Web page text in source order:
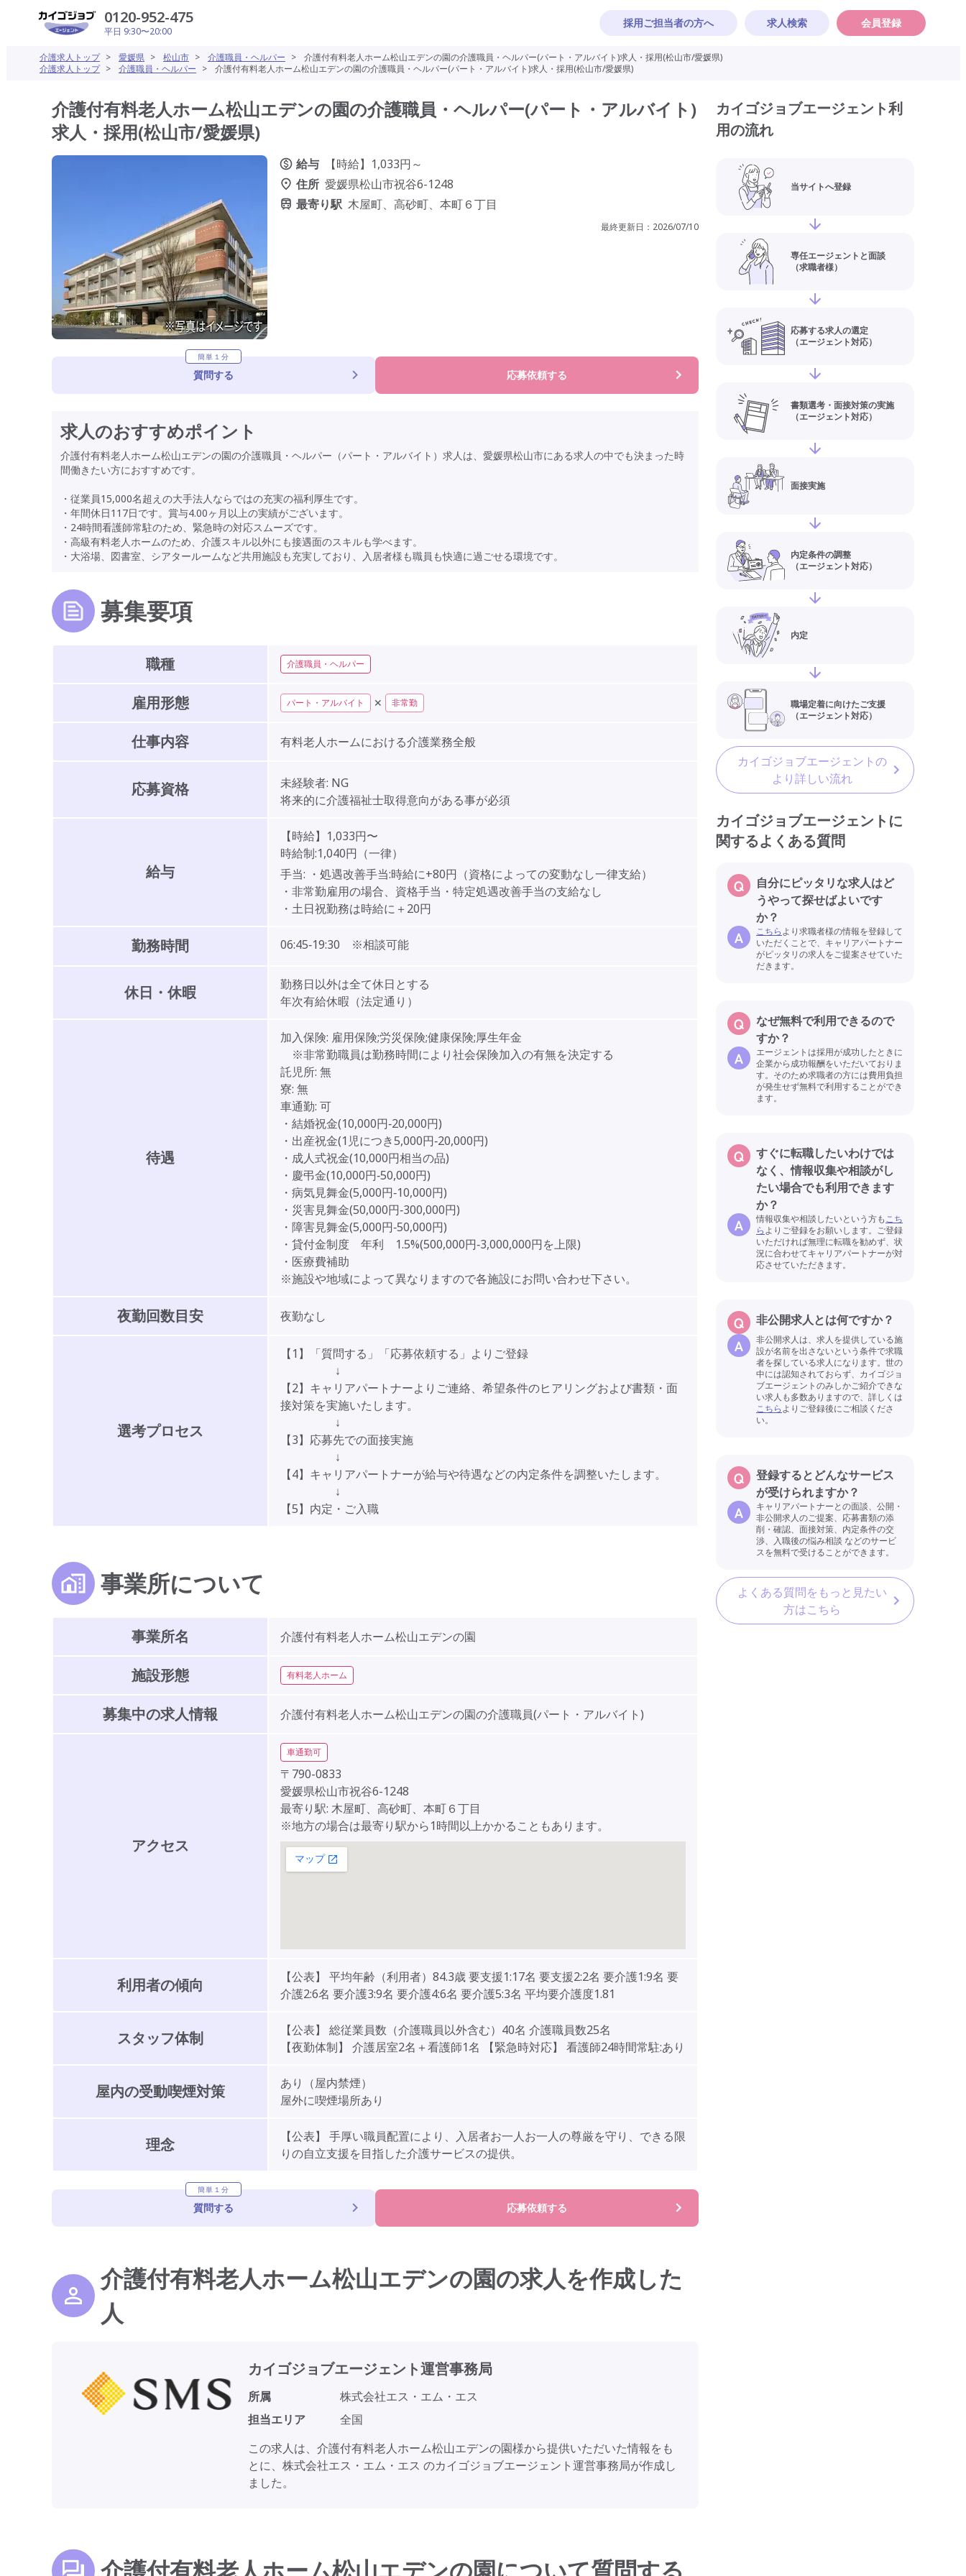
0120-952-475
平日 9:30〜20:00
採用ご担当者の方へ 求人検索 会員登録
介護求人トップ > 愛媛県 > 松山市 > 介護職員・ヘルパー >
介護付有料老人ホーム松山エデンの園の介護職員・ヘルパー(パート・アルバイト)求人・採用(松山市/愛媛県)
介護求人トップ > 介護職員・ヘルパー > 介護付有料老人ホーム松山エデンの園の介護職員・ヘルパー(パート・アルバイト)求人・採用(松山市/愛媛県)
介護付有料老人ホーム松山エデンの園の介護職員・ヘルパー(パート・アルバイト)
求人・採用(松山市/愛媛県)
給与
【時給】1,033円～
住所 愛媛県松山市祝谷6-1248
最寄り駅 木屋町、高砂町、本町６丁目
最終更新日： 2026/07/10
簡単１分
質問する 応募依頼する
求人のおすすめポイント
介護付有料老人ホーム松山エデンの園の介護職員・ヘルパー（パート・アルバイト）求人は、愛媛県松山市にある求人の中でも決まった時
間働きたい方におすすめです。
・従業員15,000名超えの大手法人ならではの充実の福利厚生です。
・年間休日117日です。賞与4.00ヶ月以上の実績がございます。
・24時間看護師常駐のため、緊急時の対応スムーズです。
・高級有料老人ホームのため、介護スキル以外にも接遇面のスキルも学べます。
・大浴場、図書室、シアタールームなど共用施設も充実しており、入居者様も職員も快適に過ごせる環境です。
募集要項
職種 介護職員・ヘルパー
雇用形態 パート・アルバイト ✕ 非常勤
仕事内容 有料老人ホームにおける介護業務全般
応募資格 未経験者: NG
将来的に介護福祉士取得意向がある事が必須
給与
【時給】 1,033円〜
時給制:1,040円（一律）
手当: ・処遇改善手当:時給に+80円（資格によっての変動なし一律支給）
・非常勤雇用の場合、資格手当・特定処遇改善手当の支給なし
・土日祝勤務は時給に＋20円
勤務時間 06:45‐19:30 ※相談可能
休日・休暇
勤務日以外は全て休日とする
年次有給休暇（法定通り）
待遇
加入保険: 雇用保険;労災保険;健康保険;厚生年金
※非常勤職員は勤務時間により社会保険加入の有無を決定する
託児所: 無
寮: 無
車通勤: 可
・結婚祝金(10,000円‐20,000円)
・出産祝金(1児につき5,000円‐20,000円)
・成人式祝金(10,000円相当の品)
・慶弔金(10,000円‐50,000円)
・病気見舞金(5,000円‐10,000円)
・災害見舞金(50,000円‐300,000円)
・障害見舞金(5,000円‐50,000円)
・貸付金制度 年利 1.5%(500,000円‐3,000,000円を上限)
・医療費補助
※施設や地域によって異なりますので各施設にお問い合わせ下さい。
夜勤回数目安 夜勤なし
選考プロセス
【1】「質問する」「応募依頼する」よりご登録
↓
【2】キャリアパートナーよりご連絡、希望条件のヒアリングおよび書類・面
接対策を実施いたします。
↓
【3】応募先での面接実施
↓
【4】キャリアパートナーが給与や待遇などの内定条件を調整いたします。
↓
【5】内定・ご入職
事業所について
事業所名 介護付有料老人ホーム松山エデンの園
施設形態 有料老人ホーム
募集中の求人情報 介護付有料老人ホーム松山エデンの園の介護職員(パート・アルバイト)
アクセス
車通勤可
〒790-0833
愛媛県松山市祝谷6-1248
最寄り駅: 木屋町、高砂町、本町６丁目
※地方の場合は最寄り駅から1時間以上かかることもあります。
利用者の傾向
【公表】 平均年齢（利用者）84.3歳 要支援1:17名 要支援2:2名 要介護1:9名 要
介護2:6名 要介護3:9名 要介護4:6名 要介護5:3名 平均要介護度1.81
スタッフ体制
【公表】 総従業員数（介護職員以外含む）40名 介護職員数25名
【夜勤体制】 介護居室2名＋看護師1名 【緊急時対応】 看護師24時間常駐:あり
屋内の受動喫煙対策
あり（屋内禁煙）
屋外に喫煙場所あり
理念
【公表】 手厚い職員配置により、入居者お一人お一人の尊厳を守り、できる限
りの自立支援を目指した介護サービスの提供。
簡単１分
質問する 応募依頼する
介護付有料老人ホーム松山エデンの園の求人を作成した
人
カイゴジョブエージェント運営事務局
所属
株式会社エス・エム・エス
担当エリア
全国
この求人は、介護付有料老人ホーム松山エデンの園様から提供いただいた情報をも
とに、株式会社エス・エム・エス のカイゴジョブエージェント運営事務局が作成し
ました。
カイゴジョブエージェント利
用の流れ
当サイトへ登録
専任エージェントと面談
（求職者様）
応募する求人の選定
（エージェント対応）
書類選考・面接対策の実施
（エージェント対応）
面接実施
内定条件の調整
（エージェント対応）
内定
職場定着に向けたご支援
（エージェント対応）
カイゴジョブエージェントの
より詳しい流れ
カイゴジョブエージェントに
関するよくある質問
自分にピッタリな求人はど
うやって探せばよいです
か？
こちらより求職者様の情報を登録して
いただくことで、キャリアパートナー
がピッタリの求人をご提案させていた
だきます。
なぜ無料で利用できるので
すか？
エージェントは採用が成功したときに
企業から成功報酬をいただいておりま
す。そのため求職者の方には費用負担
が発生せず無料で利用することができ
ます。
すぐに転職したいわけでは
なく、情報収集や相談がし
たい場合でも利用できます
か？
情報収集や相談したいという方もこち
らよりご登録をお願いします。ご登録
いただければ無理に転職を勧めず、状
況に合わせてキャリアパートナーが対
応させていただきます。
非公開求人とは何ですか？
非公開求人は、求人を提供している施
設が名前を出さないという条件で求職
者を探している求人になります。世の
中には認知されておらず、カイゴジョ
ブエージェントのみしかご紹介できな
い求人も多数ありますので、詳しくは
こちらよりご登録後にご相談くださ
い。
登録するとどんなサービス
が受けられますか？
キャリアパートナーとの面談、公開・
非公開求人のご提案、応募書類の添
削・確認、面接対策、内定条件の交
渉、入職後の悩み相談 などのサービ
スを無料で受けることができます。
よくある質問をもっと見たい
方はこちら